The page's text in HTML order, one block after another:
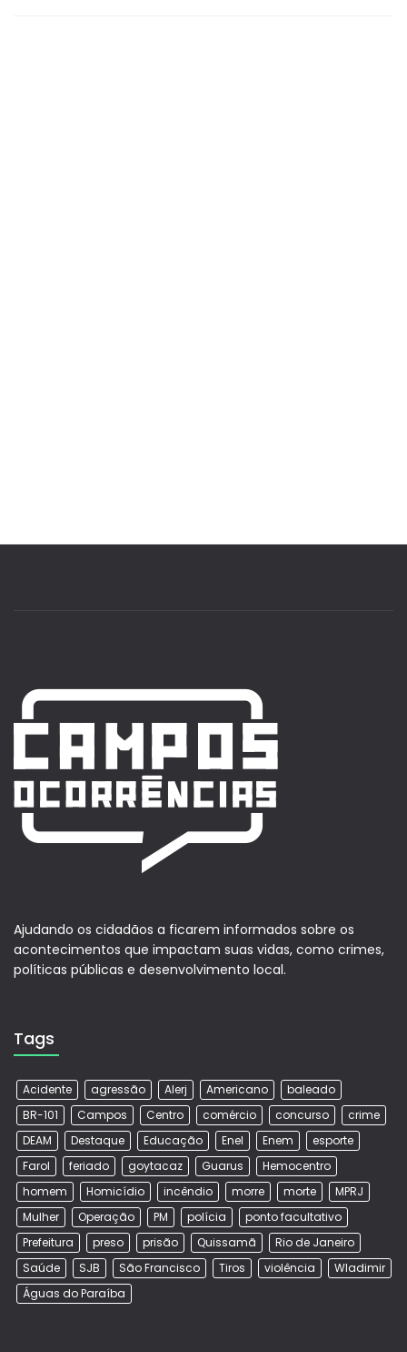
Ajudando os cidadãos a ficarem informados sobre os
acontecimentos que impactam suas vidas, como crimes,
políticas públicas e desenvolvimento local.
Tags
Acidente agressão Alerj Americano
baleado
BR-101
Campos Centro comércio concurso
crime
DEAM
Destaque Educação Enel Enem
esporte
Farol
feriado goytacaz Guarus
Hemocentro
homem
Homicídio incêndio morre morte
MPRJ
Mulher
Operação PM polícia
ponto facultativo
Prefeitura
preso prisão Quissamã
Rio de Janeiro
Saúde
SJB São Francisco Tiros violência
Wladimir
Águas do Paraíba